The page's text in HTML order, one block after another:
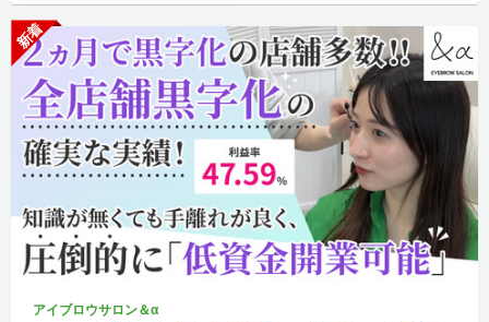
新着
アイブロウサロン＆α